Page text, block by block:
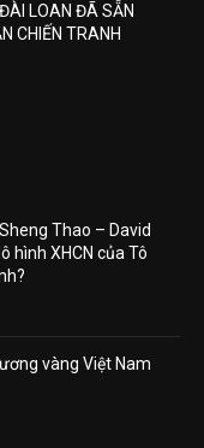
LOAN ĐÃ SẴN
CHIẾN TRANH
Thao – David
hình XHCN của Tô
vàng Việt Nam